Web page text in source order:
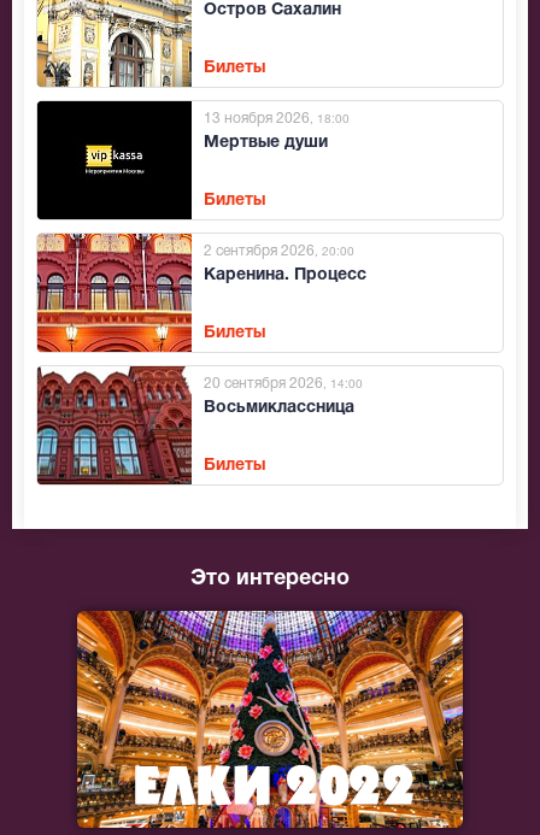
Остров Сахалин
Билеты
Мертвые души
13 ноября 2026 , 18:00
Билеты
Каренина. Процесс
2 сентября 2026 , 20:00
Билеты
Восьмиклассница
20 сентября 2026 , 14:00
Билеты
Это интересно